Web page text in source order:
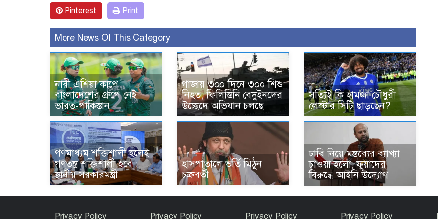
Pinterest Print
More News Of This Category
নারী এশিয়া কাপে
বাংলাদেশের গ্রুপে নেই
ভারত-পাকিস্তান
গাজায় ৩০০ দিনে ৩০০ শিশু
নিহত, ফিলিস্তিনি বেদুইনদের
উচ্ছেদে অভিযান চলছে
সত্যিই কি হামজা চৌধুরী
লেস্টার সিটি ছাড়ছেন?
গণমাধ্যম শক্তিশালী হলেই
গণতন্ত্র শক্তিশালী হবে :
স্থানীয় সরকারমন্ত্রী
হাসপাতালে ভর্তি মিঠুন
চক্রবর্তী
ঢাবি নিয়ে মন্তব্যের ব্যাখ্যা
চাওয়া হলো, ফুয়াদের
বিরুদ্ধে আইনি উদ্যোগ
Privacy Policy Privacy Policy Privacy Policy Privacy Policy